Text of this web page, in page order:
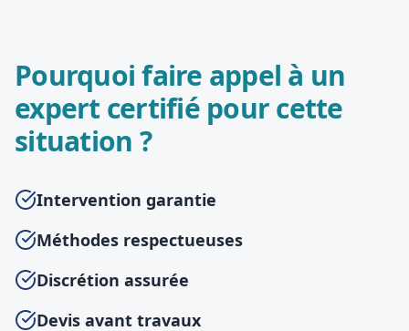
Pourquoi faire appel à un
expert certifié pour cette
situation ?
Intervention garantie
Méthodes respectueuses
Discrétion assurée
Devis avant travaux